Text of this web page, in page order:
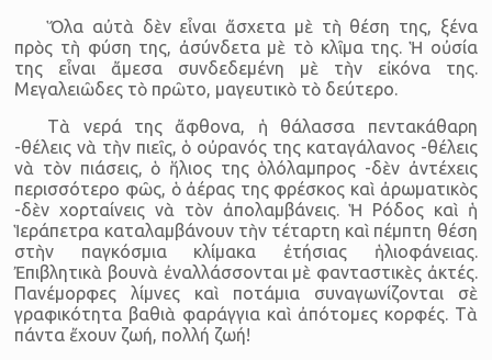
Ὅλα αὐτὰ δὲν εἶναι ἄσχετα μὲ τὴ θέση της, ξένα
πρὸς τὴ φύση της, ἀσύνδετα μὲ τὸ κλῖμα της. Ἡ οὐσία
της εἶναι ἄμεσα συνδεδεμένη μὲ τὴν εἰκόνα της.
Μεγαλειῶδες τὸ πρῶτο, μαγευτικὸ τὸ δεύτερο.
Τὰ νερά της ἄφθονα, ἡ θάλασσα πεντακάθαρη
-θέλεις νὰ τὴν πιεῖς, ὁ οὐρανός της καταγάλα­νος -θέλεις
νὰ τὸν πιάσεις, ὁ ἥλιος της ὁλό­λαμπρος -δὲν ἀντέχεις
περισσότερο φῶς, ὁ ἀέρας της φρέσκος καὶ ἀρωμα­τικὸς
-δὲν χορταίνεις νὰ τὸν ἀπολαμβάνεις. Ἡ Ρόδος καὶ ἡ
Ἱερά­πετρα καταλαμβάνουν τὴν τέταρτη καὶ πέμπτη θέση
στὴν παγκόσμια κλίμακα ἐτήσιας ἡλιο­φάνειας.
Ἐπιβλητικὰ βουνὰ ἐναλλάσσονται μὲ φανταστικὲς ἀκτές.
Πανέμορφες λίμνες καὶ ποτάμια συναγωνίζονται σὲ
γραφικότητα βαθιὰ φαράγγια καὶ ἀπότομες κορφές. Τὰ
πάντα ἔχουν ζωή, πολλή ζωή!